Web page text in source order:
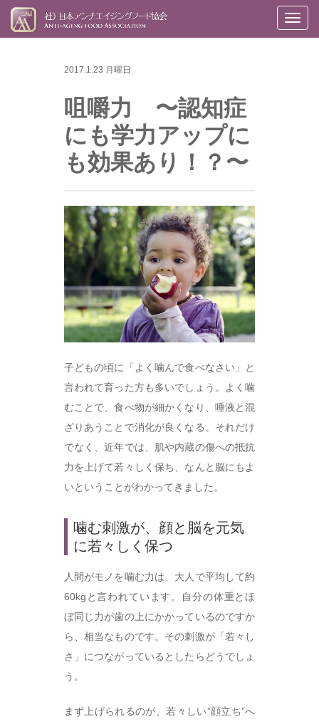
メ
2017.1.23 月曜日
咀嚼力 〜認知症
にも学力アップに
も効果あり！？〜
子どもの頃に「よく噛んで食べなさい」と
言われて育った方も多いでしょう。よく噛
むことで、食べ物が細かくなり、唾液と混
ざりあうことで消化が良くなる。それだけ
でなく、近年では、肌や内蔵の傷への抵抗
力を上げて若々しく保ち、なんと脳にもよ
いということがわかってきました。
噛む刺激が、顔と脳を元気
に若々しく保つ
人間がモノを噛む力は、大人で平均して約
60kgと言われています。自分の体重とほ
ぼ同じ力が歯の上にかかっているのですか
ら、相当なものです。その刺激が「若々し
さ」につながっているとしたらどうでしょ
う。
まず上げられるのが、若々しい”顔立ち”へ